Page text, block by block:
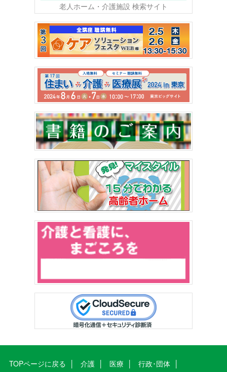
老人ホーム・介護施設 検索サイト
TOPページに戻る 介護 医療
行政･団体